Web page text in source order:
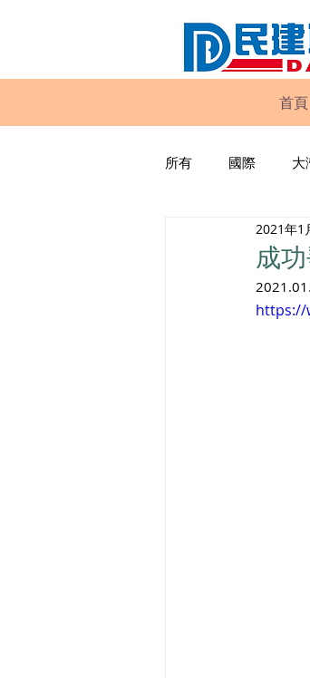
首頁
所有 國際 大
工
民
成
2021年1
https://